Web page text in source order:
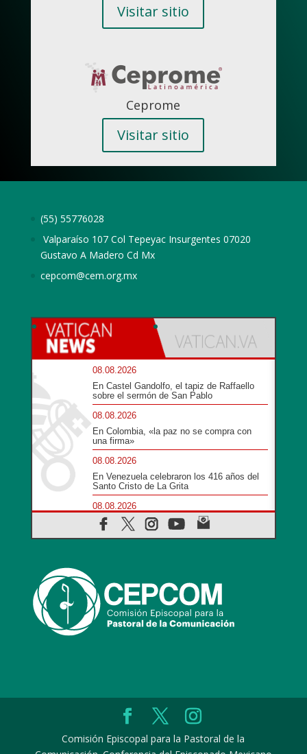
Visitar sitio
Ceprome
Visitar sitio
(55) 55776028
Valparaíso 107 Col Tepeyac Insurgentes 07020
Gustavo A Madero Cd Mx
cepcom@cem.org.mx
08.08.2026
En Castel Gandolfo, el tapiz de Raffaello
sobre el sermón de San Pablo
08.08.2026
En Colombia, «la paz no se compra con
una firma»
08.08.2026
En Venezuela celebraron los 416 años del
Santo Cristo de La Grita
08.08.2026
El Papa: en Santa Ágata contemplamos la
victoria del amor sobre la muerte
07.08.2026
Filipinas: el Vicariato Apostólico de Calapán
se convierte en diócesis
señalará el compromiso del cristiano"
07.08.2026
La matanza de niños en Gaza no cesa: 300
Comisión Episcopal para la Pastoral de la